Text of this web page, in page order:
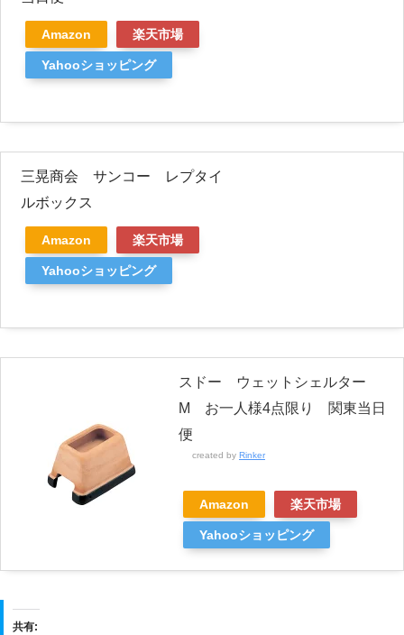
Amazon 楽天市場
Yahooショッピング
三晃商会 サンコー レプタイ
ルボックス
Amazon 楽天市場
Yahooショッピング
スドー ウェットシェルター
M お一人様4点限り 関東当日
便
created by Rinker
Amazon 楽天市場
Yahooショッピング
共有: